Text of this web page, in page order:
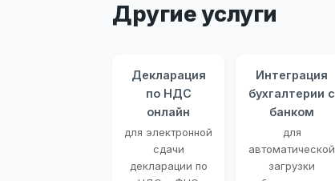
Другие услуги
Декларация
по НДС
онлайн
для электронной
сдачи
декларации по
Интеграция
бухгалтерии с
банком
для
автоматической
загрузки